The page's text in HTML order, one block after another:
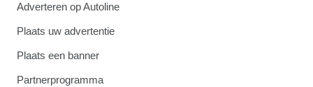
Adverteren op Autoline
Plaats uw advertentie
Plaats een banner
Partnerprogramma